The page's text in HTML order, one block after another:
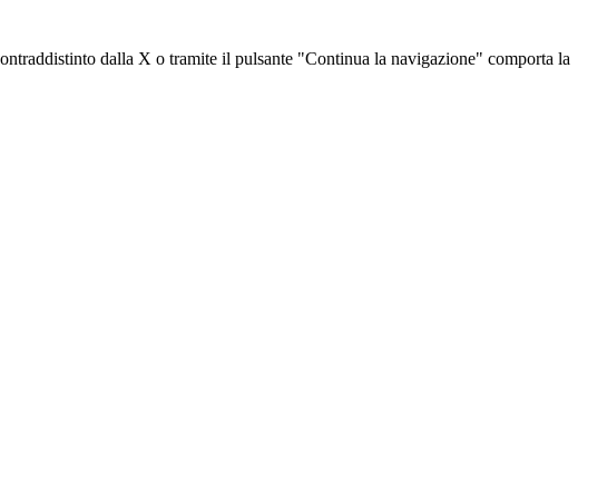
dalla X o tramite il pulsante "Continua la navigazione" comporta la